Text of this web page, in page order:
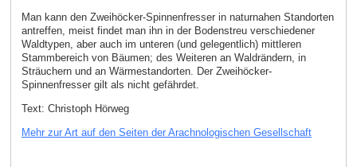
Man kann den Zweihöcker-Spinnenfresser in naturnahen Standorten
antreffen, meist findet man ihn in der Bodenstreu verschiedener
Waldtypen, aber auch im unteren (und gelegentlich) mittleren
Stammbereich von Bäumen; des Weiteren an Waldrändern, in
Sträuchern und an Wärmestandorten. Der Zweihöcker-
Spinnenfresser gilt als nicht gefährdet.
Text: Christoph Hörweg
Mehr zur Art auf den Seiten der Arachnologischen Gesellschaft